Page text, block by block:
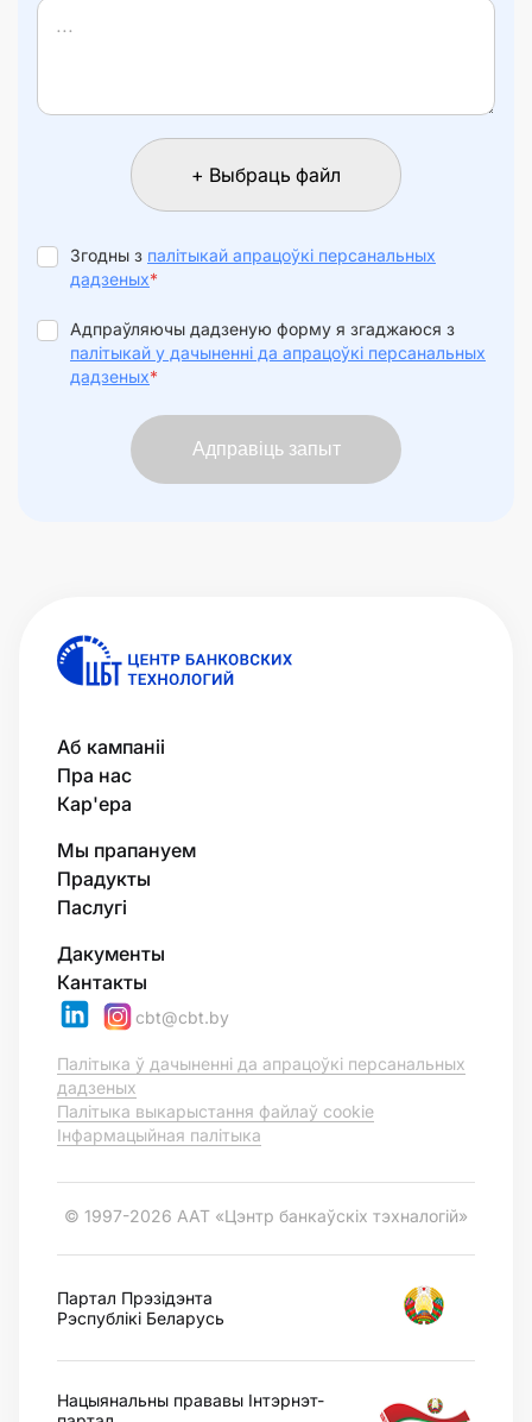
+ Выбраць файл
Згодны з палітыкай апрацоўкі персанальных
дадзеных*
Адпраўляючы дадзеную форму я згаджаюся з
палітыкай у дачыненні да апрацоўкі персанальных
дадзеных*
Адправіць запыт
Аб кампаніі
Пра нас
Кар'ера
Мы прапануем
Прадукты
Паслугі
Дакументы
Кантакты
cbt@cbt.by
Палітыка ў дачыненні да апрацоўкі персанальных
дадзеных
Палітыка выкарыстання файлаў cookie
Інфармацыйная палітыка
© 1997-2026 ААТ «Цэнтр банкаўскіх тэхналогій»
Партал Прэзідэнта
Рэспублікі Беларусь
Нацыянальны прававы Інтэрнэт-